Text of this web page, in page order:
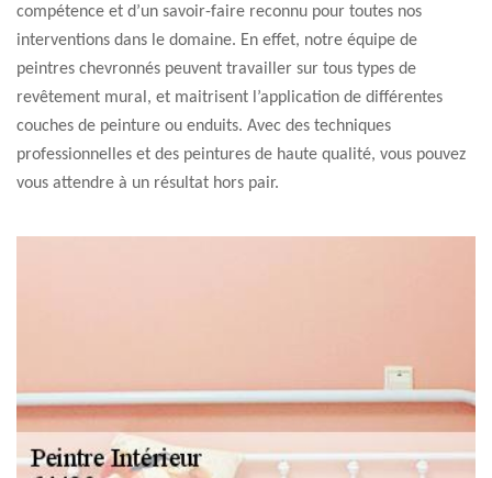
compétence et d’un savoir-faire reconnu pour toutes nos
interventions dans le domaine. En effet, notre équipe de
peintres chevronnés peuvent travailler sur tous types de
revêtement mural, et maitrisent l’application de différentes
couches de peinture ou enduits. Avec des techniques
professionnelles et des peintures de haute qualité, vous pouvez
vous attendre à un résultat hors pair.